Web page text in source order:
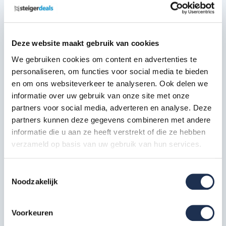
Deze website maakt gebruik van cookies
We gebruiken cookies om content en advertenties te
personaliseren, om functies voor social media te bieden
en om ons websiteverkeer te analyseren. Ook delen we
informatie over uw gebruik van onze site met onze
partners voor social media, adverteren en analyse. Deze
partners kunnen deze gegevens combineren met andere
informatie die u aan ze heeft verstrekt of die ze hebben
verzameld op basis van uw gebruik van hun services.
Noodzakelijk
Voorkeuren
De Altrex RS Tower 51 rolsteiger beschikt over de volgende
keurmerken en certificaten:
VGS veiligheidsgarantie
Nederlandse warenwet
NEN 2484
Europese EN 131 norm
TÜV certificaat
EN 1004-1 class 3
EN 1004-2
Deze samenstelling bestaat uit:
Opbouwframe breed 135-28-7
Wielstaander met wiel 200 mm